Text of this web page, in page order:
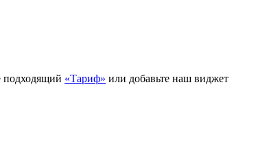
подходящий «Тариф» или добавьте наш виджет